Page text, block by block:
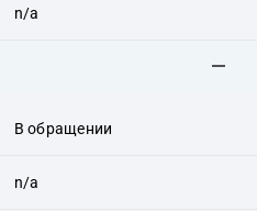
n/a
В обращении
n/a